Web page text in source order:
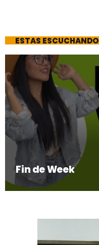
ESTAS ESCUCHANDO
Fin de Week